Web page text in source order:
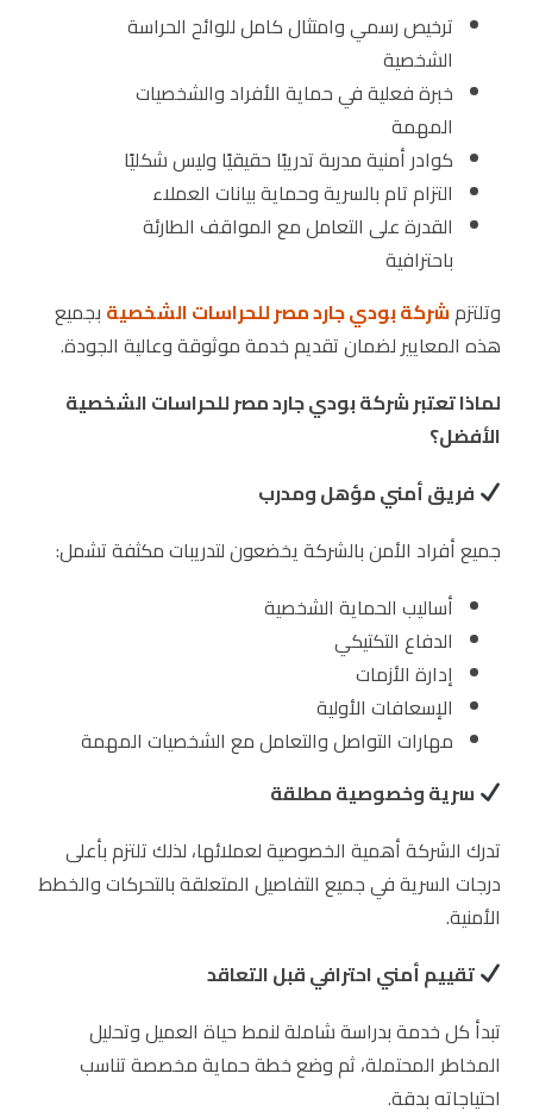
ترخيص رسمي وامتثال كامل للوائح الحراسة
الشخصية
خبرة فعلية في حماية الأفراد والشخصيات
المهمة
كوادر أمنية مدربة تدريبًا حقيقيًا وليس شكليًا
التزام تام بالسرية وحماية بيانات العملاء
القدرة على التعامل مع المواقف الطارئة
باحترافية
وتلتزمشركة بودي جارد مصر للحراسات الشخصية بجميع
هذه المعايير لضمان تقديم خدمة موثوقة وعالية الجودة.
لماذا تعتبر شركة بودي جارد مصر للحراسات الشخصية
الأفضل؟
فريق أمني مؤهل ومدرب
جميع أفراد الأمن بالشركة يخضعون لتدريبات مكثفة تشمل:
أساليب الحماية الشخصية
الدفاع التكتيكي
إدارة الأزمات
الإسعافات الأولية
مهارات التواصل والتعامل مع الشخصيات المهمة
سرية وخصوصية مطلقة
تدرك الشركة أهمية الخصوصية لعملائها، لذلك تلتزم بأعلى
درجات السرية في جميع التفاصيل المتعلقة بالتحركات والخطط
الأمنية.
تقييم أمني احترافي قبل التعاقد
تبدأ كل خدمة بدراسة شاملة لنمط حياة العميل وتحليل
المخاطر المحتملة، ثم وضع خطة حماية مخصصة تناسب
احتياجاته بدقة.